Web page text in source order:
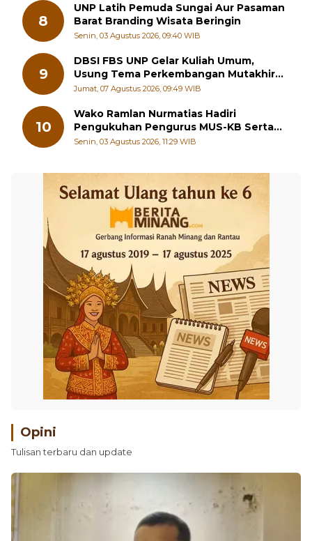
8
UNP Latih Pemuda Sungai Aur Pasaman
Barat Branding Wisata Beringin
Senin, 03 Agustus 2026, 09:40 WIB
9
DBSI FBS UNP Gelar Kuliah Umum,
Usung Tema Perkembangan Mutakhir
Sastra Dunia
Jumat, 07 Agustus 2026, 09:49 WIB
10
Wako Ramlan Nurmatias Hadiri
Pengukuhan Pengurus MUS-KB Serta
LMKB Periode 2026-2031,
Senin, 03 Agustus 2026, 11:29 WIB
Opini
Tulisan terbaru dan update